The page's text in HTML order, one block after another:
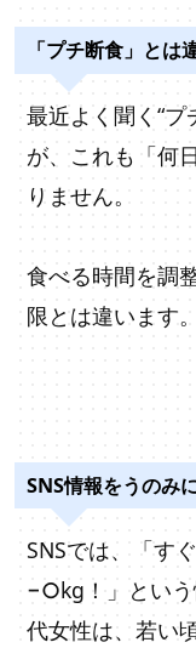
「プチ断食」とは
最近よく聞く“プ
が、これも「何
りません。
食べる時間を調
限とは違います。
SNS情報をうのみ
SNSでは、「す
−○kg！」という
代女性は、若い